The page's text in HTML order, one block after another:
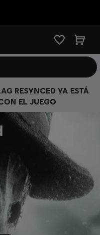
RESYNCED YA ESTÁ
EL JUEGO